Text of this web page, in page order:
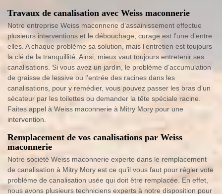
Travaux de canalisation avec Weiss maconnerie
Notre entreprise Weiss maconnerie d’assainissement effectue
plusieurs interventions et le débouchage, curage est l’une d’entre
elles. A chaque problème sa solution, mais l’entretien est toujours
la clé de la tranquillité. Ainsi, mieux vaut toujours entretenir ses
canalisations. Si vous avez un jardin, le problème d’accumulation
de graisse de lessive ou l’entrée des racines dans les
canalisations, pour y remédier, vous pouvez passer les bras d’un
sécateur par les toilettes ou demander la tête spéciale racine.
Faites appel à Weiss maconnerie à Mitry Mory pour une
intervention.
Remplacement de vos canalisations par Weiss
maconnerie
Notre société Weiss maconnerie experte dans le remplacement
de canalisation à Mitry Mory est ce qu’il vous faut pour régler vote
problème de canalisation usée qui doit être remplacée. En effet,
nous avons plusieurs techniciens experts à notre disposition pour